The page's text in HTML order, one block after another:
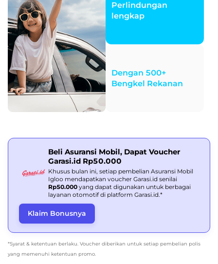
Perlindungan
lengkap
Dengan 500+
Bengkel Rekanan
Beli Asuransi Mobil, Dapat Voucher
Garasi.id Rp50.000
Khusus bulan ini, setiap pembelian Asuransi Mobil
Igloo mendapatkan voucher Garasi.id senilai
Rp50.000 yang dapat digunakan untuk berbagai
layanan otomotif di platform Garasi.id.*
Klaim Bonusnya
*Syarat & ketentuan berlaku. Voucher diberikan untuk setiap pembelian polis
yang memenuhi ketentuan promo.